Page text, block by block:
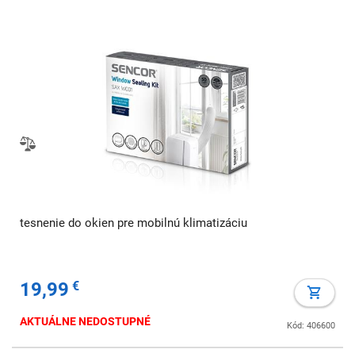
tesnenie do okien pre mobilnú klimatizáciu
19,99 €
Kód: 406600
AKTUÁLNE NEDOSTUPNÉ